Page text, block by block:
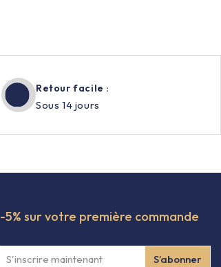
Retour facile :
Sous 14 jours
-5% sur votre première commande